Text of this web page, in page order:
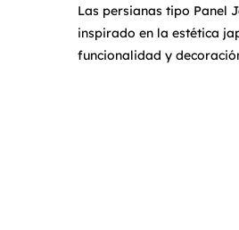
Las persianas tipo Panel
inspirado en la estética
funcionalidad y